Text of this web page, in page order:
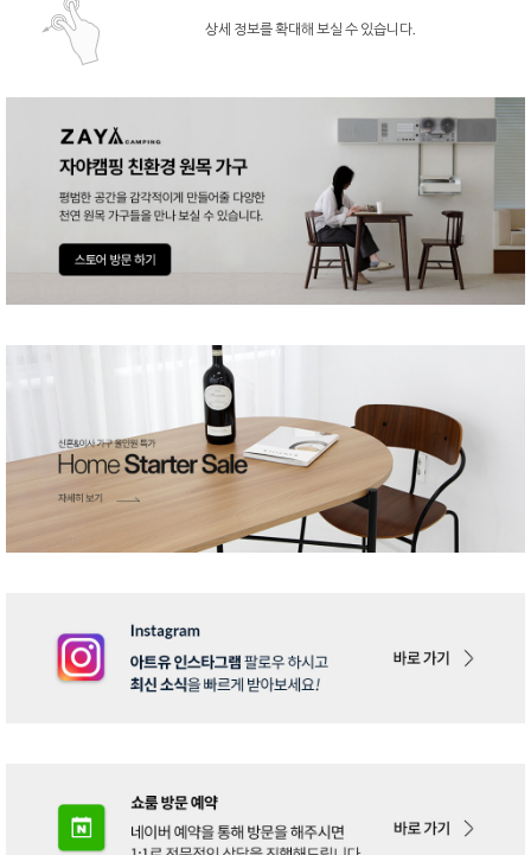
상세 정보를 확대해 보실 수 있습니다.